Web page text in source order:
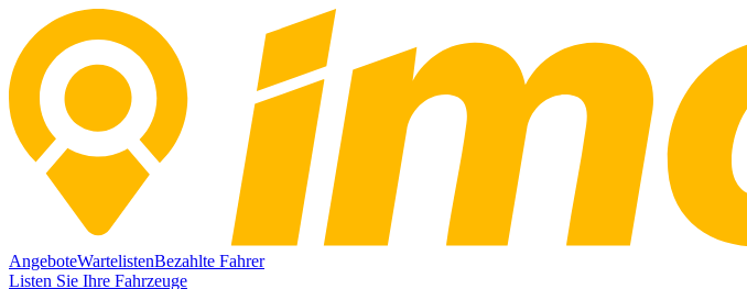
AngeboteWartelistenBezahlte Fahrer
Listen Sie Ihre Fahrzeuge